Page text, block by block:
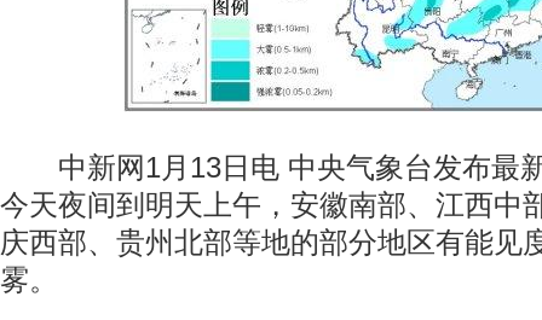
中新网1月13日电 中央气象台发布最
今天夜间到明天上午，安徽南部、江西中
庆西部、贵州北部等地的部分地区有能见
雾。